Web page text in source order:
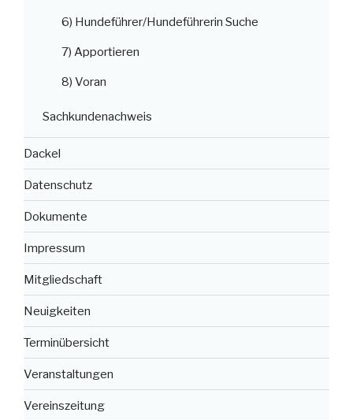
6) Hundeführer/Hundeführerin Suche
7) Apportieren
8) Voran
Sachkundenachweis
Dackel
Datenschutz
Dokumente
Impressum
Mitgliedschaft
Neuigkeiten
Terminübersicht
Veranstaltungen
Vereinszeitung